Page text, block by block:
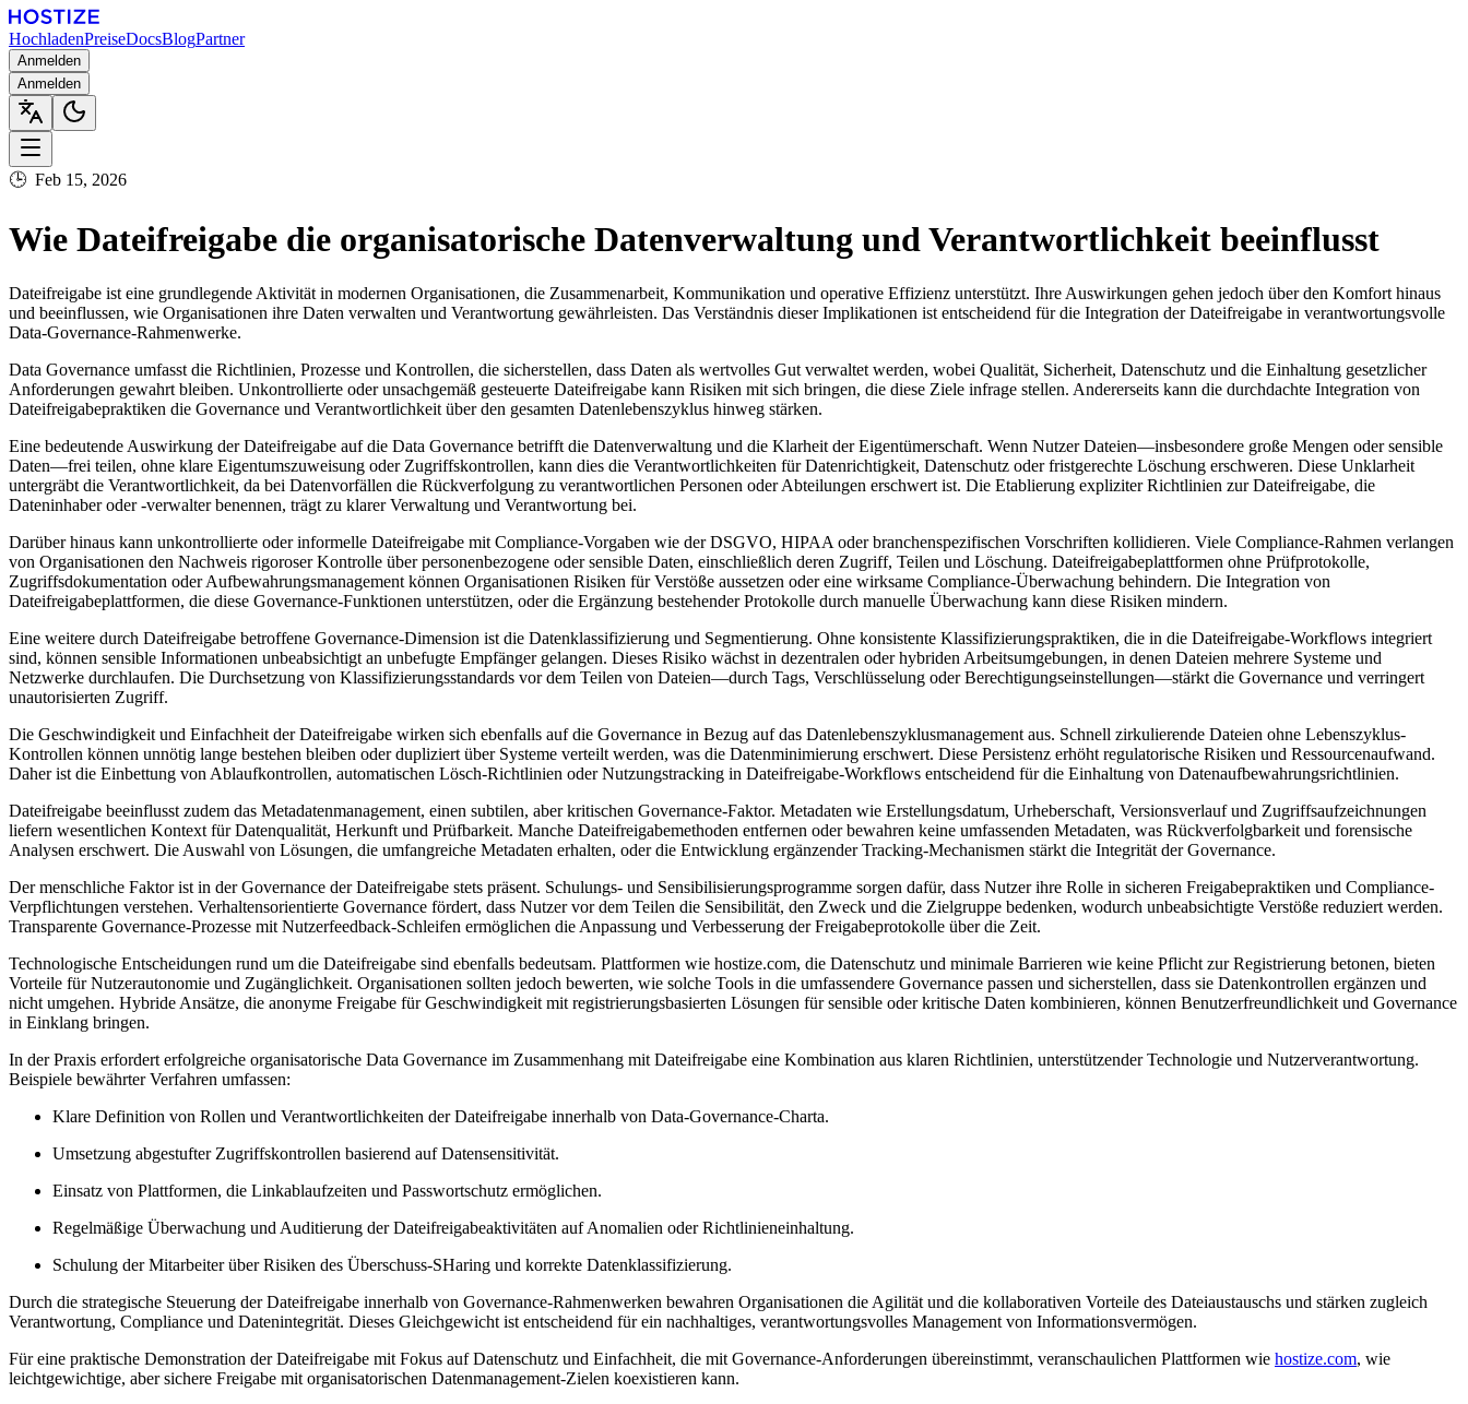
HochladenPreiseDocsBlogPartner
Anmelden
Anmelden
🕒 Feb 15, 2026
Wie Dateifreigabe die organisatorische Datenverwaltung und Verantwortlichkeit beeinflusst
Dateifreigabe ist eine grundlegende Aktivität in modernen Organisationen, die Zusammenarbeit, Kommunikation und operative Effizienz unterstützt. Ihre Auswirkungen gehen jedoch über den Komfort hinaus
und beeinflussen, wie Organisationen ihre Daten verwalten und Verantwortung gewährleisten. Das Verständnis dieser Implikationen ist entscheidend für die Integration der Dateifreigabe in verantwortungsvolle
Data-Governance-Rahmenwerke.
Data Governance umfasst die Richtlinien, Prozesse und Kontrollen, die sicherstellen, dass Daten als wertvolles Gut verwaltet werden, wobei Qualität, Sicherheit, Datenschutz und die Einhaltung gesetzlicher
Anforderungen gewahrt bleiben. Unkontrollierte oder unsachgemäß gesteuerte Dateifreigabe kann Risiken mit sich bringen, die diese Ziele infrage stellen. Andererseits kann die durchdachte Integration von
Dateifreigabepraktiken die Governance und Verantwortlichkeit über den gesamten Datenlebenszyklus hinweg stärken.
Eine bedeutende Auswirkung der Dateifreigabe auf die Data Governance betrifft die Datenverwaltung und die Klarheit der Eigentümerschaft. Wenn Nutzer Dateien—insbesondere große Mengen oder sensible
Daten—frei teilen, ohne klare Eigentumszuweisung oder Zugriffskontrollen, kann dies die Verantwortlichkeiten für Datenrichtigkeit, Datenschutz oder fristgerechte Löschung erschweren. Diese Unklarheit
untergräbt die Verantwortlichkeit, da bei Datenvorfällen die Rückverfolgung zu verantwortlichen Personen oder Abteilungen erschwert ist. Die Etablierung expliziter Richtlinien zur Dateifreigabe, die
Dateninhaber oder -verwalter benennen, trägt zu klarer Verwaltung und Verantwortung bei.
Darüber hinaus kann unkontrollierte oder informelle Dateifreigabe mit Compliance-Vorgaben wie der DSGVO, HIPAA oder branchenspezifischen Vorschriften kollidieren. Viele Compliance-Rahmen verlangen
von Organisationen den Nachweis rigoroser Kontrolle über personenbezogene oder sensible Daten, einschließlich deren Zugriff, Teilen und Löschung. Dateifreigabeplattformen ohne Prüfprotokolle,
Zugriffsdokumentation oder Aufbewahrungsmanagement können Organisationen Risiken für Verstöße aussetzen oder eine wirksame Compliance-Überwachung behindern. Die Integration von
Dateifreigabeplattformen, die diese Governance-Funktionen unterstützen, oder die Ergänzung bestehender Protokolle durch manuelle Überwachung kann diese Risiken mindern.
Eine weitere durch Dateifreigabe betroffene Governance-Dimension ist die Datenklassifizierung und Segmentierung. Ohne konsistente Klassifizierungspraktiken, die in die Dateifreigabe-Workflows integriert
sind, können sensible Informationen unbeabsichtigt an unbefugte Empfänger gelangen. Dieses Risiko wächst in dezentralen oder hybriden Arbeitsumgebungen, in denen Dateien mehrere Systeme und
Netzwerke durchlaufen. Die Durchsetzung von Klassifizierungsstandards vor dem Teilen von Dateien—durch Tags, Verschlüsselung oder Berechtigungseinstellungen—stärkt die Governance und verringert
unautorisierten Zugriff.
Die Geschwindigkeit und Einfachheit der Dateifreigabe wirken sich ebenfalls auf die Governance in Bezug auf das Datenlebenszyklusmanagement aus. Schnell zirkulierende Dateien ohne Lebenszyklus-
Kontrollen können unnötig lange bestehen bleiben oder dupliziert über Systeme verteilt werden, was die Datenminimierung erschwert. Diese Persistenz erhöht regulatorische Risiken und Ressourcenaufwand.
Daher ist die Einbettung von Ablaufkontrollen, automatischen Lösch-Richtlinien oder Nutzungstracking in Dateifreigabe-Workflows entscheidend für die Einhaltung von Datenaufbewahrungsrichtlinien.
Dateifreigabe beeinflusst zudem das Metadatenmanagement, einen subtilen, aber kritischen Governance-Faktor. Metadaten wie Erstellungsdatum, Urheberschaft, Versionsverlauf und Zugriffsaufzeichnungen
liefern wesentlichen Kontext für Datenqualität, Herkunft und Prüfbarkeit. Manche Dateifreigabemethoden entfernen oder bewahren keine umfassenden Metadaten, was Rückverfolgbarkeit und forensische
Analysen erschwert. Die Auswahl von Lösungen, die umfangreiche Metadaten erhalten, oder die Entwicklung ergänzender Tracking-Mechanismen stärkt die Integrität der Governance.
Der menschliche Faktor ist in der Governance der Dateifreigabe stets präsent. Schulungs- und Sensibilisierungsprogramme sorgen dafür, dass Nutzer ihre Rolle in sicheren Freigabepraktiken und Compliance-
Verpflichtungen verstehen. Verhaltensorientierte Governance fördert, dass Nutzer vor dem Teilen die Sensibilität, den Zweck und die Zielgruppe bedenken, wodurch unbeabsichtigte Verstöße reduziert werden.
Transparente Governance-Prozesse mit Nutzerfeedback-Schleifen ermöglichen die Anpassung und Verbesserung der Freigabeprotokolle über die Zeit.
Technologische Entscheidungen rund um die Dateifreigabe sind ebenfalls bedeutsam. Plattformen wie hostize.com, die Datenschutz und minimale Barrieren wie keine Pflicht zur Registrierung betonen, bieten
Vorteile für Nutzerautonomie und Zugänglichkeit. Organisationen sollten jedoch bewerten, wie solche Tools in die umfassendere Governance passen und sicherstellen, dass sie Datenkontrollen ergänzen und
nicht umgehen. Hybride Ansätze, die anonyme Freigabe für Geschwindigkeit mit registrierungsbasierten Lösungen für sensible oder kritische Daten kombinieren, können Benutzerfreundlichkeit und Governance
in Einklang bringen.
In der Praxis erfordert erfolgreiche organisatorische Data Governance im Zusammenhang mit Dateifreigabe eine Kombination aus klaren Richtlinien, unterstützender Technologie und Nutzerverantwortung.
Beispiele bewährter Verfahren umfassen:
Klare Definition von Rollen und Verantwortlichkeiten der Dateifreigabe innerhalb von Data-Governance-Charta.
Umsetzung abgestufter Zugriffskontrollen basierend auf Datensensitivität.
Einsatz von Plattformen, die Linkablaufzeiten und Passwortschutz ermöglichen.
Regelmäßige Überwachung und Auditierung der Dateifreigabeaktivitäten auf Anomalien oder Richtlinieneinhaltung.
Schulung der Mitarbeiter über Risiken des Überschuss-SHaring und korrekte Datenklassifizierung.
Durch die strategische Steuerung der Dateifreigabe innerhalb von Governance-Rahmenwerken bewahren Organisationen die Agilität und die kollaborativen Vorteile des Dateiaustauschs und stärken zugleich
Verantwortung, Compliance und Datenintegrität. Dieses Gleichgewicht ist entscheidend für ein nachhaltiges, verantwortungsvolles Management von Informationsvermögen.
Für eine praktische Demonstration der Dateifreigabe mit Fokus auf Datenschutz und Einfachheit, die mit Governance-Anforderungen übereinstimmt, veranschaulichen Plattformen wie hostize.com, wie
leichtgewichtige, aber sichere Freigabe mit organisatorischen Datenmanagement-Zielen koexistieren kann.